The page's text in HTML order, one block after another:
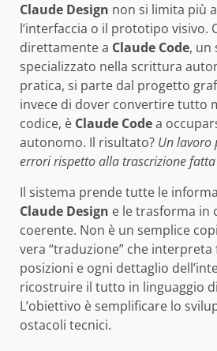
Claude Design non si limita più
l’interfaccia o il prototipo visivo.
direttamente a Claude Code, un
specializzato nella scrittura
pratica, si parte dal progetto
invece di dover convertire tutto
codice, è Claude Codea
autonomo. Il risultato? Un lavoro
errori rispetto alla trascrizione
Il sistema prende tutte le
Claude Design e le trasforma in
coerente. Non è un semplice
vera “traduzione” che
posizioni e ogni dettaglio
ricostruire il tutto in linguaggio
L’obiettivo è semplificare lo
ostacoli tecnici.